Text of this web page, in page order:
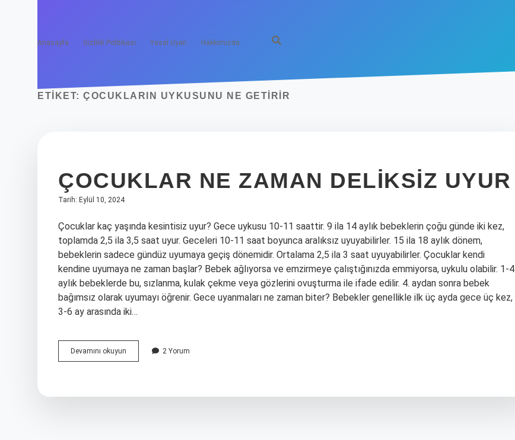
Anasayfa Gizlilik Politikası Yasal Uyarı Hakkımızda
ETIKET: ÇOCUKLARIN UYKUSUNU NE GETIRIR
ÇOCUKLAR NE ZAMAN DELIKSIZ UYUR
Tarih: Eylül 10, 2024
Çocuklar kaç yaşında kesintisiz uyur? Gece uykusu 10-11 saattir. 9 ila 14 aylık bebeklerin çoğu günde iki kez,
toplamda 2,5 ila 3,5 saat uyur. Geceleri 10-11 saat boyunca aralıksız uyuyabilirler. 15 ila 18 aylık dönem,
bebeklerin sadece gündüz uyumaya geçiş dönemidir. Ortalama 2,5 ila 3 saat uyuyabilirler. Çocuklar kendi
kendine uyumaya ne zaman başlar? Bebek ağlıyorsa ve emzirmeye çalıştığınızda emmiyorsa, uykulu olabilir. 1-4
aylık bebeklerde bu, sızlanma, kulak çekme veya gözlerini ovuşturma ile ifade edilir. 4. aydan sonra bebek
bağımsız olarak uyumayı öğrenir. Gece uyanmaları ne zaman biter? Bebekler genellikle ilk üç ayda gece üç kez,
3-6 ay arasında iki…
Devamını okuyun Çocuklar
Ne
2 Yorum